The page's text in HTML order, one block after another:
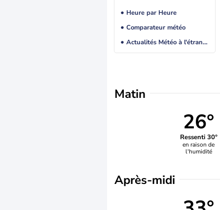
Heure par Heure
Comparateur météo
Actualités Météo à l'étranger
Matin
26°
Ressenti 30°
en raison de
l'humidité
Après-midi